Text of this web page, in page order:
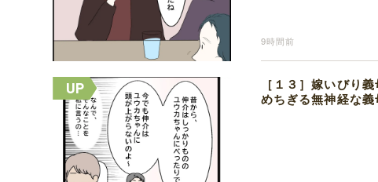
9時間前
［１３］嫁いびり
めちぎる無神経な義